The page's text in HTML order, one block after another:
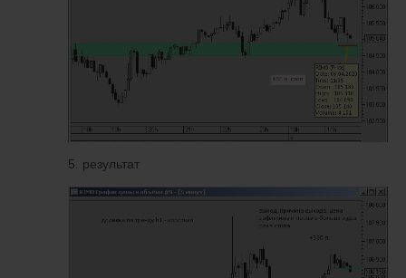
5. результат